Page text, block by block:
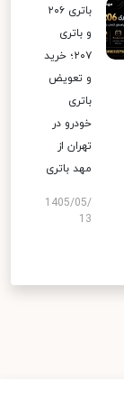
باتری ۲۰۶
و باتری
۲۰۷؛ خرید
و تعویض
باتری
خودرو در
تهران از
مهد باتری
1405/05/
13